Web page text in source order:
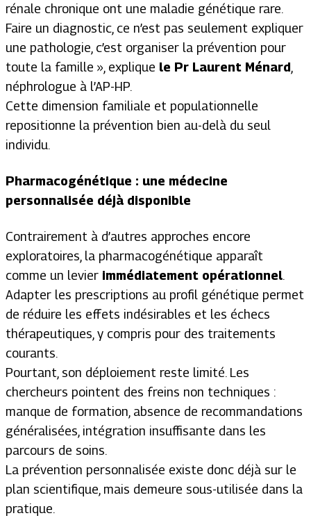
rénale chronique ont une maladie génétique rare.
Faire un diagnostic, ce n’est pas seulement expliquer
une pathologie, c’est organiser la prévention pour
toute la famille », explique le Pr Laurent Ménard
néphrologue à l’AP-HP.
Cette dimension familiale et populationnelle
repositionne la prévention bien au-delà du seul
individu.
Pharmacogénétique : une médecine
personnalisée déjà disponible
Contrairement à d’autres approches encore
exploratoires, la pharmacogénétique apparaît
comme un levier immédiatement opérationnel.
Adapter les prescriptions au profil génétique permet
de réduire les effets indésirables et les échecs
thérapeutiques, y compris pour des traitements
courants.
Pourtant, son déploiement reste limité. Les
chercheurs pointent des freins non techniques :
manque de formation, absence de recommandations
généralisées, intégration insuffisante dans les
parcours de soins.
La prévention personnalisée existe donc déjà sur le
plan scientifique, mais demeure sous-utilisée dans la
pratique.